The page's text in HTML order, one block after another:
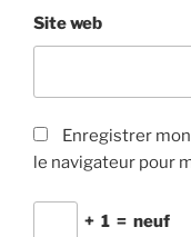
Site web
Enregistrer
le navigateur pour
+ 1 = neuf